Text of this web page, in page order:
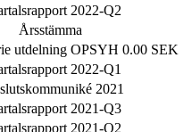
2022-Q2
Årsstämma
utdelning OPSYH 0.00 SEK
2022-Q1
2021
2021-Q3
2021-Q2